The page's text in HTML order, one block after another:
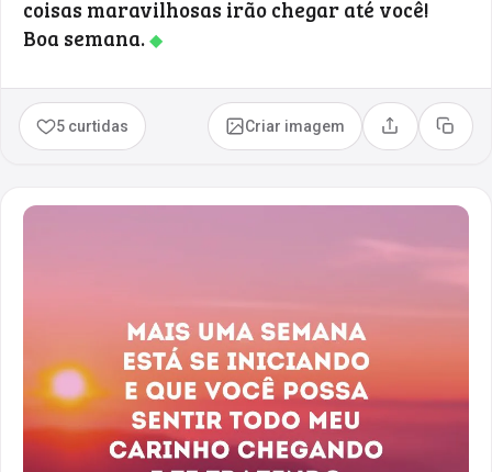
coisas maravilhosas irão chegar até você!
Boa semana.◆
5 curtidas Criar imagem Compartilhar
Copiar